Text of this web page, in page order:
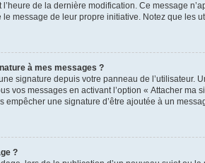
de la dernière modification. Ce message
le message de leur propre initiative. Notez que les
à mes messages ?
signature depuis votre panneau de l’utilisateur.
vos messages en activant l’option « Attacher
empêcher une signature d’être ajoutée à un
?